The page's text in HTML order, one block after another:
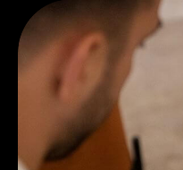
Beratung erhalten